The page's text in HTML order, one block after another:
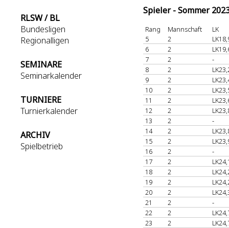
RLSW / BL
Bundesligen
Regionalligen
SEMINARE
Seminarkalender
TURNIERE
Turnierkalender
ARCHIV
Spielbetrieb
Spieler - Sommer
Rang Mannschaft
LK
5
2
6
2
7
2
-
8
2
9
2
10
2
11
2
12
2
13
2
-
14
2
15
2
16
2
-
17
2
18
2
19
2
20
2
21
2
-
22
2
23
2